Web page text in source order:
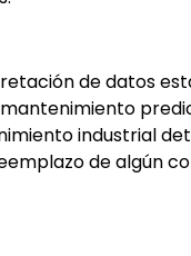
de datos
industrial
de algún